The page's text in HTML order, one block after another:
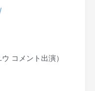
コメント出演）